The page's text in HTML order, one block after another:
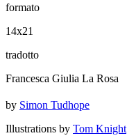
formato
14x21
tradotto
Francesca Giulia La Rosa
by Simon Tudhope
Illustrations by Tom Knight